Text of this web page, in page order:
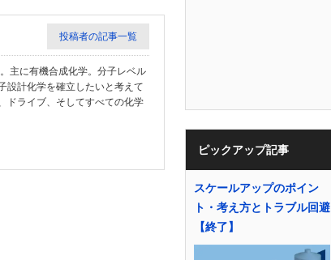
投稿者の記事一覧
主に有機合成化学。分子レベル
設計化学を確立したいと考えて
ドライブ、そしてすべての化学
ピックアップ記事
スケールアップのポイン
ト・考え方とトラブル回避
【終了】